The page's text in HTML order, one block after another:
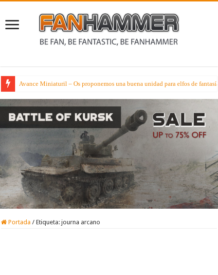
Avance Miniaturil – Os proponemos una buena unidad para elfos de
Portada / Etiqueta:journa arcano